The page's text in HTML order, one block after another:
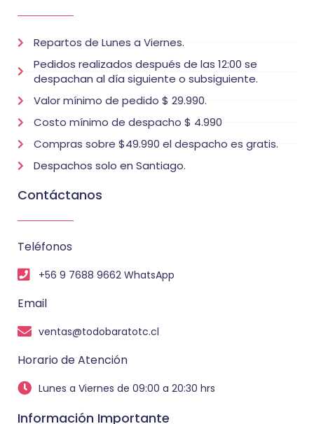
Repartos de Lunes a Viernes.
Pedidos realizados después de las 12:00 se
despachan al día siguiente o subsiguiente.
Valor mínimo de pedido $ 29.990.
Costo mínimo de despacho $ 4.990
Compras sobre $49.990 el despacho es gratis.
Despachos solo en Santiago.
Contáctanos
Teléfonos
+56 9 7688 9662 WhatsApp
Email
ventas@todobaratotc.cl
Horario de Atención
Lunes a Viernes de 09:00 a 20:30 hrs
Información Importante